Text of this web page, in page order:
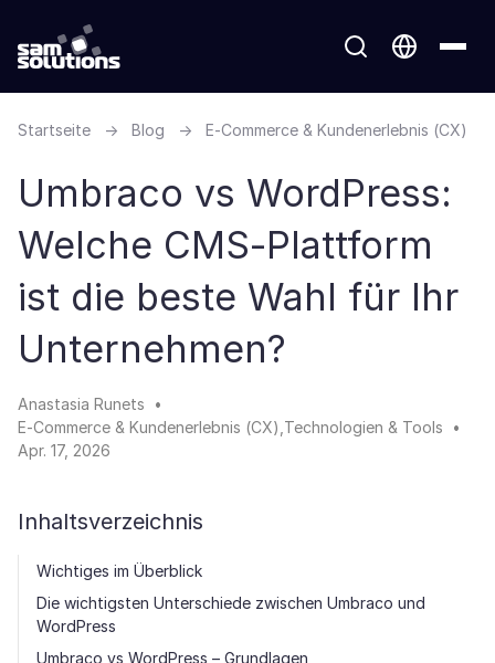
Startseite → Blog → E-Commerce & Kundenerlebnis (CX)
Umbraco vs WordPress:
Welche CMS-Plattform
ist die beste Wahl für Ihr
Unternehmen?
Anastasia Runets
E-Commerce & Kundenerlebnis (CX) Technologien & Tools
Apr. 17, 2026
Inhaltsverzeichnis
Wichtiges im Überblick
Die wichtigsten Unterschiede zwischen Umbraco und
WordPress
Umbraco vs WordPress – Grundlagen